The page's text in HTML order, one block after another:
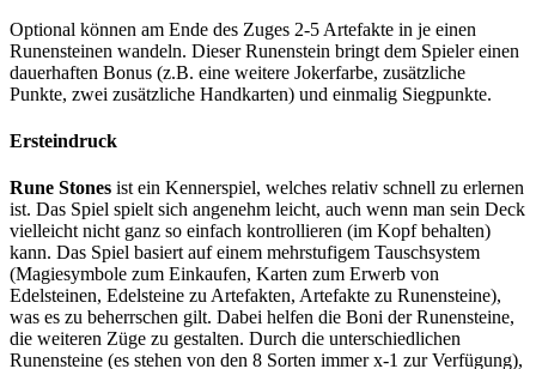
Optional können am Ende des Zuges 2-5 Artefakte in je einen
Runensteinen wandeln. Dieser Runenstein bringt dem Spieler einen
dauerhaften Bonus (z.B. eine weitere Jokerfarbe, zusätzliche
Punkte, zwei zusätzliche Handkarten) und einmalig Siegpunkte.
Ersteindruck
Rune Stones ist ein Kennerspiel, welches relativ schnell zu erlernen
ist. Das Spiel spielt sich angenehm leicht, auch wenn man sein Deck
vielleicht nicht ganz so einfach kontrollieren (im Kopf behalten)
kann. Das Spiel basiert auf einem mehrstufigem Tauschsystem
(Magiesymbole zum Einkaufen, Karten zum Erwerb von
Edelsteinen, Edelsteine zu Artefakten, Artefakte zu Runensteine),
was es zu beherrschen gilt. Dabei helfen die Boni der Runensteine,
die weiteren Züge zu gestalten. Durch die unterschiedlichen
Runensteine (es stehen von den 8 Sorten immer x-1 zur Verfügung),